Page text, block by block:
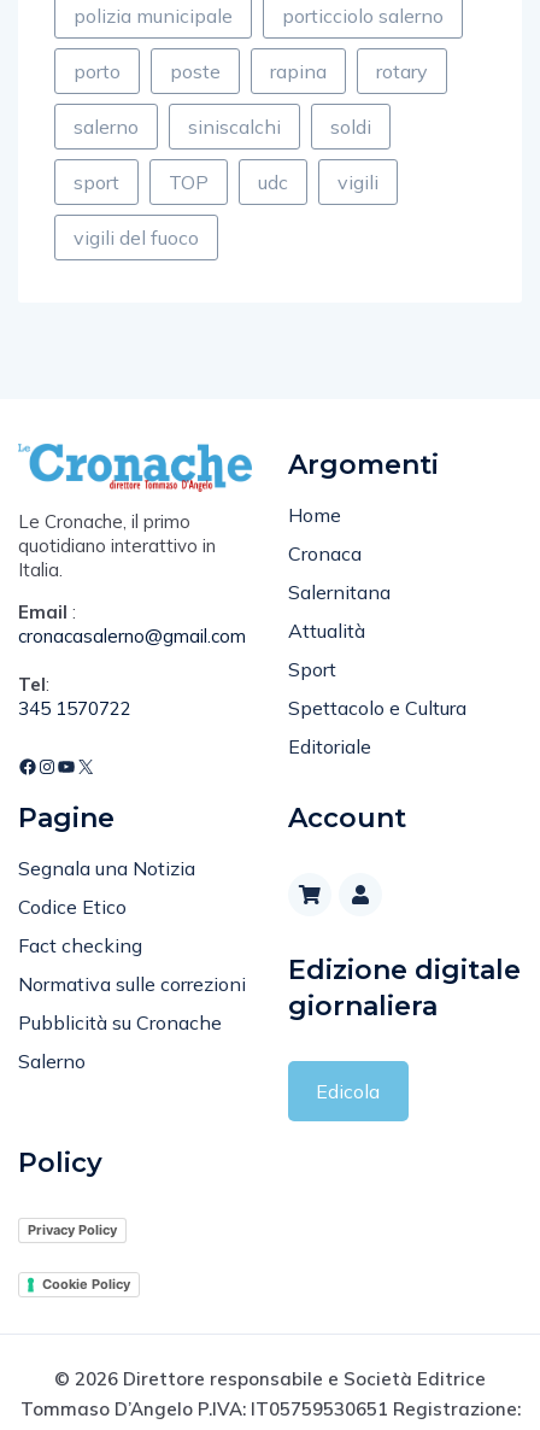
polizia municipale porticciolo salerno
porto poste rapina rotary
salerno siniscalchi soldi
sport TOP udc vigili
vigili del fuoco
Le Cronache, il primo
quotidiano interattivo in
Italia.
Email :
cronacasalerno@gmail.com
Tel:
345 1570722
Argomenti
Home
Cronaca
Salernitana
Attualità
Sport
Spettacolo e Cultura
Editoriale
Pagine
Segnala una Notizia
Codice Etico
Fact checking
Normativa sulle correzioni
Pubblicità su Cronache
Salerno
Account
Edizione digitale
giornaliera
Edicola
Policy
Privacy Policy
Cookie Policy
© 2026 Direttore responsabile e Società Editrice
Tommaso D’Angelo P.IVA: IT05759530651 Registrazione: